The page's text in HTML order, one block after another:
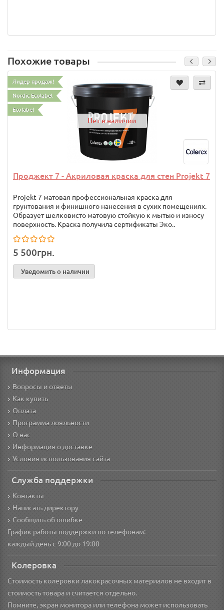
Похожие товары
Лидер продаж!
Nordic Ecolabel
Ecolabel
Нет в наличии
Проджект 7 - Акриловая краска для стен Projekt 7
Projekt 7 матовая профессиональная краска для
грунтования и финишного нанесения в сухих помещениях.
Образует шелковисто матовую стойкую к мытью и износу
поверхность. Краска получила сертификаты Эко..
5 500грн.
Уведомить о наличии
Информация
Вопросы и ответы
Как купить
Оплата
Программа лояльности
О нас
Информация о доставке
Условия использования сайта
Служба поддержки
Контакты
Написать директору
Сообщить об ошибке
График работы поддержки по телефонам:
каждый день с 9:00 до 19:00
Колеровка
Стоимость колеровки лакокрасочных материалов не входит в
стоимость товара и считается отдельно.
Помните, экран монитора или телефона может использовать